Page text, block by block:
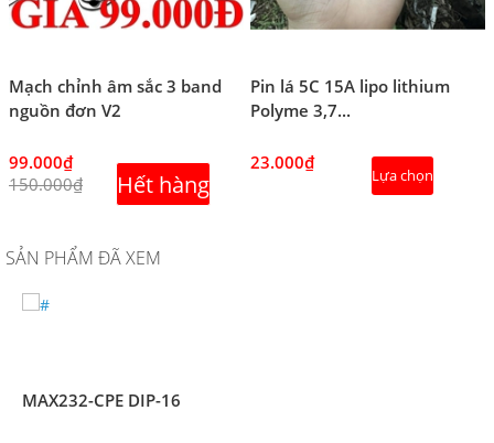
Mạch chỉnh âm sắc 3 band
nguồn đơn V2
99.000₫
150.000₫
Hết hàng
Pin lá 5C 15A lipo lithium
Polyme 3,7...
23.000₫
Lựa chọn
SẢN PHẨM ĐÃ XEM
MAX232-CPE DIP-16